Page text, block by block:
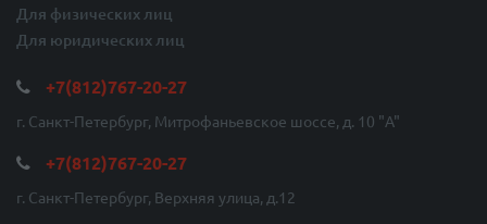
Для физических лиц
Для юридических лиц
+7(812)767-20-27
г. Санкт-Петербург, Митрофаньевское шоссе, д. 10 "A"
+7(812)767-20-27
г. Санкт-Петербург, Верхняя улица, д.12